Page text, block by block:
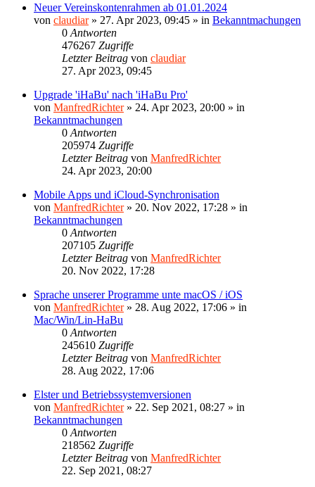
Neuer Vereinskontenrahmen ab 01.01.2024
von claudiar» 27. Apr 2023, 09:45 » in Bekanntmachungen
0 Antworten
476267 Zugriffe
Letzter Beitrag von claudiar
27. Apr 2023, 09:45
Upgrade 'iHaBu' nach 'iHaBu Pro'
von ManfredRichter» 24. Apr 2023, 20:00 » in
Bekanntmachungen
0 Antworten
205974 Zugriffe
Letzter Beitrag von ManfredRichter
24. Apr 2023, 20:00
Mobile Apps und iCloud-Synchronisation
von ManfredRichter» 20. Nov 2022, 17:28 » in
Bekanntmachungen
0 Antworten
207105 Zugriffe
Letzter Beitrag von ManfredRichter
20. Nov 2022, 17:28
Sprache unserer Programme unte macOS / iOS
von ManfredRichter» 28. Aug 2022, 17:06 » in
Mac/Win/Lin-HaBu
0 Antworten
245610 Zugriffe
Letzter Beitrag von ManfredRichter
28. Aug 2022, 17:06
Elster und Betriebssystemversionen
von ManfredRichter» 22. Sep 2021, 08:27 » in
Bekanntmachungen
0 Antworten
218562 Zugriffe
Letzter Beitrag von ManfredRichter
22. Sep 2021, 08:27